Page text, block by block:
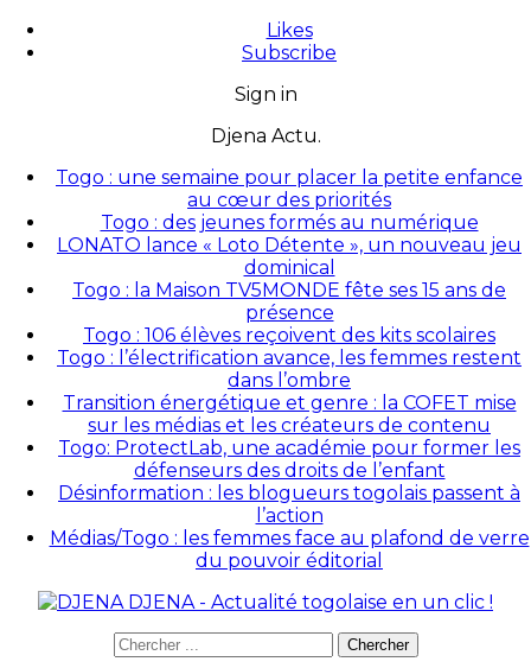
Likes
Subscribe
Sign in
Djena Actu.
Togo : une semaine pour placer la petite enfance
au cœur des priorités
Togo : des jeunes formés au numérique
LONATO lance « Loto Détente », un nouveau jeu
dominical
Togo : la Maison TV5MONDE fête ses 15 ans de
présence
Togo : 106 élèves reçoivent des kits scolaires
Togo : l’électrification avance, les femmes restent
dans l’ombre
Transition énergétique et genre : la COFET mise
sur les médias et les créateurs de contenu
Togo: ProtectLab, une académie pour former les
défenseurs des droits de l’enfant
Désinformation : les blogueurs togolais passent à
l’action
Médias/Togo : les femmes face au plafond de verre
du pouvoir éditorial
DJENA - Actualité togolaise en un clic !